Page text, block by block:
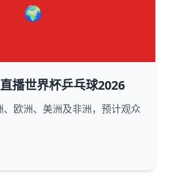
🌍
播世界杯乒乓球2026
欧洲、美洲及非洲，预计观众